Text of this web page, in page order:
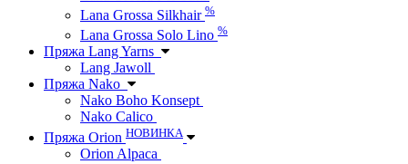
Lana Grossa Silkhair %
Lana Grossa Solo Lino %
Пряжа Lang Yarns
Lang Jawoll
Пряжа Nako
Nako Boho Konsept
Nako Calico
Пряжа Orion НОВИНКА
Orion Alpaca